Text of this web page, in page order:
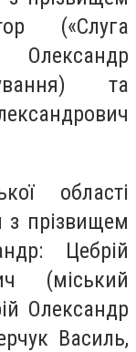
(«Слуга
та
області
з прізвищем
Цебрій
(міський
Олександр
Василь,